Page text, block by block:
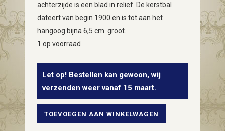
achterzijde is een blad in relief. De kerstbal
dateert van begin 1900 en is tot aan het
hangoog bijna 6,5 cm. groot.
1 op voorraad
Let op! Bestellen kan gewoon, wij
verzenden weer vanaf 15 maart.
Antieke
TOEVOEGEN AAN WINKELWAGEN